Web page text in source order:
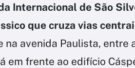
Internacional de São
que cruza vias
na avenida Paulista, entre
em frente ao edifício